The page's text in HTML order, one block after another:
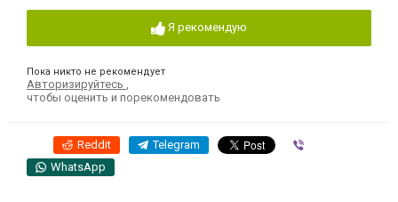
Я рекомендую
Пока никто не рекомендует
Авторизируйтесь
чтобы оценить и порекомендовать
Reddit Telegram
WhatsApp